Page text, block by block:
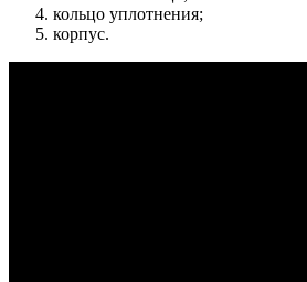
кольцо уплотнения;
корпус.